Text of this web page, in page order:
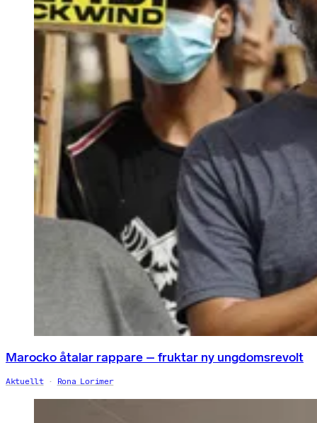
Marocko åtalar rappare – fruktar ny ungdomsrevolt
Aktuellt Rona Lorimer